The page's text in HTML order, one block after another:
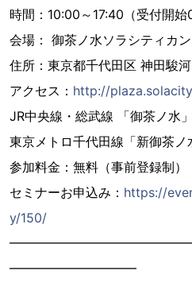
時間：10:00～17:40（受付開始
会場： 御茶ノ水ソラシティカ
住所：東京都千代田区 神田駿
アクセス： http://
JR中央線・総武線 「御茶ノ水
東京メトロ千代田線「新御茶
参加料金：無料（事前登録制）
セミナーお申込み： https://
y/150/
━━━━━━━━━━